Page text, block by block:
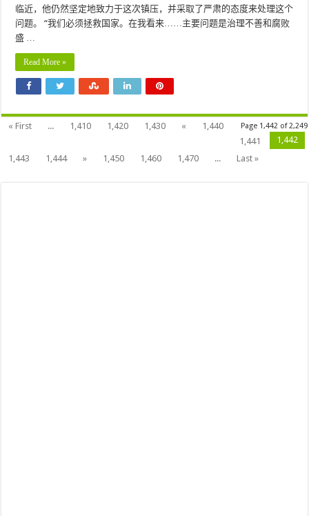
临近，他仍然坚定地致力于这次镇压，并采取了严肃的态度来处理这个
问题。 “我们必须拯救国家。在我看来……主要问题是治理不善和腐败
盛 …
Read More »
Page 1,442 of 2,249
« First ... 1,410 1,420 1,430 «
1,440
1,441
1,442
1,443
1,444 » 1,450 1,460 1,470 ... Last »